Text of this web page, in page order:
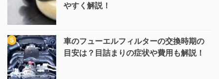
やすく解説！
車のフューエルフィルターの交換時期の
目安は？目詰まりの症状や費用も解説！